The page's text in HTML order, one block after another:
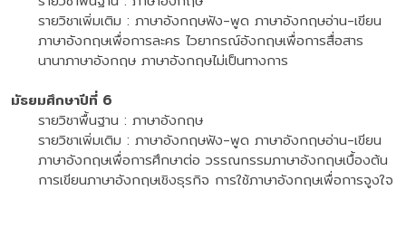
รายวิชาเพิ่มเติม : ภาษาอังกฤษฟัง-พูด ภาษาอังกฤษอ่าน-เขียน
ภาษาอังกฤษเพื่อการละคร ไวยากรณ์อังกฤษเพื่อการสื่อสาร
นานาภาษาอังกฤษ ภาษาอังกฤษไม่เป็นทางการ
มัธยมศึกษาปีที่ 6
รายวิชาพื้นฐาน : ภาษาอังกฤษ
รายวิชาเพิ่มเติม : ภาษาอังกฤษฟัง-พูด ภาษาอังกฤษอ่าน-เขียน
ภาษาอังกฤษเพื่อการศึกษาต่อ วรรณกรรมภาษาอังกฤษเบื้องต้น
การเขียนภาษาอังกฤษเชิงธุรกิจ การใช้ภาษาอังกฤษเพื่อการจูงใจ